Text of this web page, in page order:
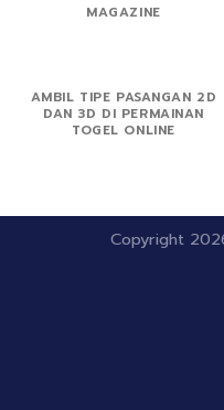
MAGAZINE
AMBIL TIPE PASANGAN 2D
DAN 3D DI PERMAINAN
TOGEL ONLINE
Copyright